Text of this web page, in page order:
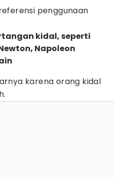
penggunaan
kidal, seperti
Napoleon
karena orang kidal